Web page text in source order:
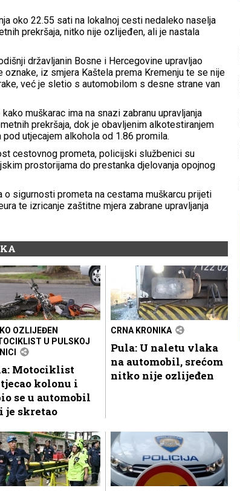
oko 22.55 sati na lokalnoj cesti nedaleko naselja
prekršaja, nitko nije ozlijeđen, ali je nastala
državljanin Bosne i Hercegovine upravljao
iz smjera Kaštela prema Kremenju te se nije
već je sletio s automobilom s desne strane van
muškarac ima na snazi zabranu upravljanja
prekršaja, dok je obavljenim alkotestiranjem
utjecajem alkohola od 1.86 promila.
cestovnog prometa, policijski službenici su
prostorijama do prestanka djelovanja opojnog
o sigurnosti prometa na cestama muškarcu prijeti
te izricanje zaštitne mjera zabrane upravljanja
OZLIJEĐEN
U PULSKOJ
Motociklist
kolonu i
se u automobil
je skretao
CRNA KRONIKA
Pula: U naletu vlaka
na automobil, srećom
nitko nije ozlijeđen